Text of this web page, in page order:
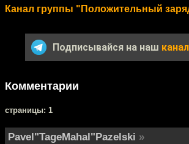
Канал группы "Положительный
Подписывайся на наш
Комментарии
cтраницы: 1
Pavel"TageMahal"Pazelski »